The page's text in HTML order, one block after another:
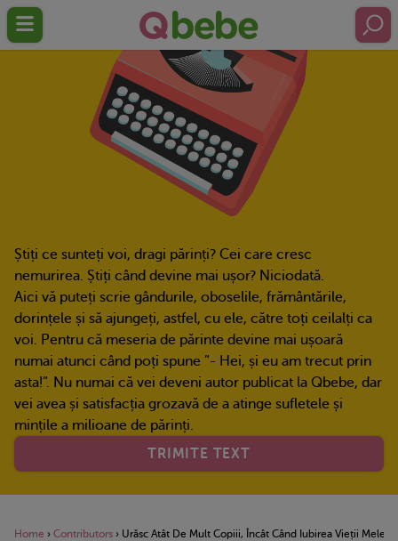
Știți ce sunteți voi, dragi părinți? Cei care cresc
nemurirea. Știți când devine mai ușor? Niciodată.
Aici vă puteți scrie gândurile, oboselile, frământările,
dorințele și să ajungeți, astfel, cu ele, către toți ceilalți ca
voi. Pentru că meseria de părinte devine mai ușoară
numai atunci când poți spune ”- Hei, și eu am trecut prin
asta!”. Nu numai că vei deveni autor publicat la Qbebe, dar
vei avea și satisfacția grozavă de a atinge sufletele și
mințile a milioane de părinți.
TRIMITE TEXT
Home › Contributors › Urăsc Atât De Mult Copiii, Încât Când Iubirea Vieții Mele A